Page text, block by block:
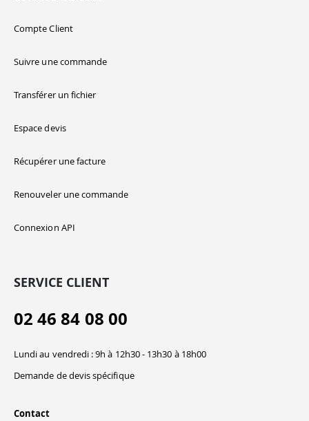
Compte Client
Suivre une commande
Transférer un fichier
Espace devis
Récupérer une facture
Renouveler une commande
Connexion API
SERVICE CLIENT
02 46 84 08 00
Lundi au vendredi : 9h à 12h30 - 13h30 à 18h00
Demande de devis spécifique
Contact